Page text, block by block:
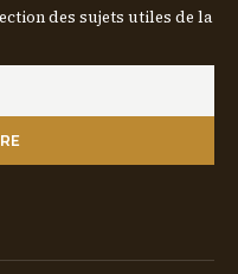
des sujets utiles de la